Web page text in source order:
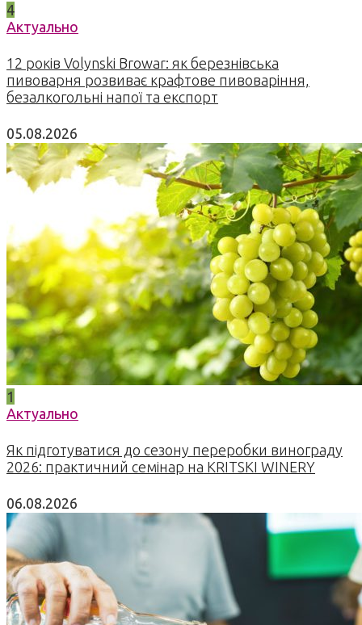
4
Актуально
12 років Volynski Browar: як березнівська
пивоварня розвиває крафтове пивоваріння,
безалкогольні напої та експорт
05.08.2026
1
Актуально
Як підготуватися до сезону переробки винограду
2026: практичний семінар на KRITSKI WINERY
06.08.2026